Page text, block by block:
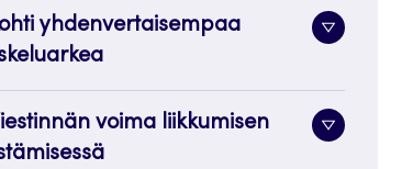
yhdenvertaisempaa
voima liikkumisen